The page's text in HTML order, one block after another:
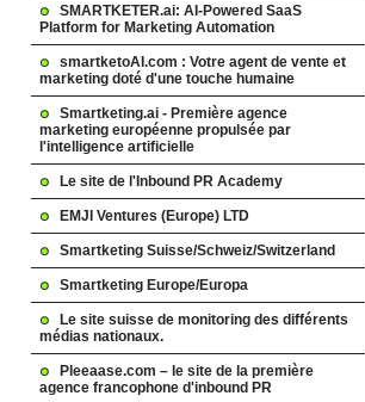
SMARTKETER.ai: AI-Powered SaaS
Platform for Marketing Automation
smartketoAI.com : Votre agent de vente et
marketing doté d'une touche humaine
Smartketing.ai - Première agence
marketing européenne propulsée par
l'intelligence artificielle
Le site de l'Inbound PR Academy
EMJI Ventures (Europe) LTD
Smartketing Suisse/Schweiz/Switzerland
Smartketing Europe/Europa
Le site suisse de monitoring des différents
médias nationaux.
Pleeaase.com – le site de la première
agence francophone d'inbound PR